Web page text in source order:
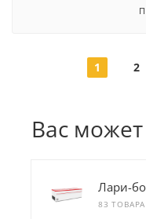
1 2
Вас
Лари-
83 ТОВАРА